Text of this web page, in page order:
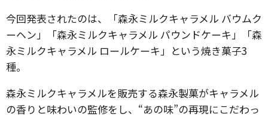
今回発表されたのは、「森永ミルクキャラメル バウムク
ーヘン」「森永ミルクキャラメル パウンドケーキ」「森
永ミルクキャラメル ロールケーキ」という焼き菓子3
種。
森永ミルクキャラメルを販売する森永製菓がキャラメル
の香りと味わいの監修をし、“あの味”の再現にこだわっ